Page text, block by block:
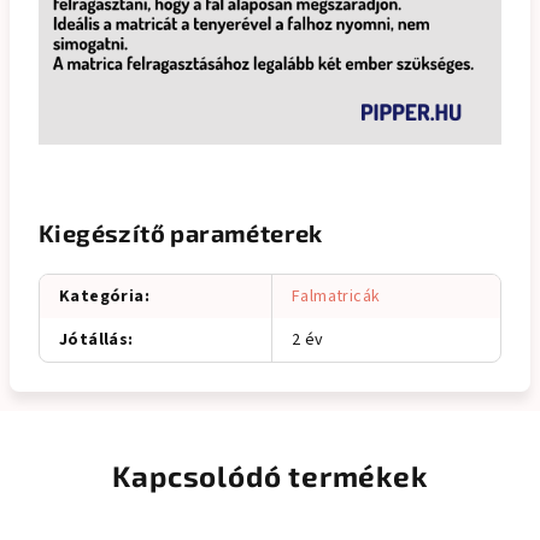
Kiegészítő paraméterek
Kategória:
Falmatricák
Jótállás: 2 év
Kapcsolódó termékek